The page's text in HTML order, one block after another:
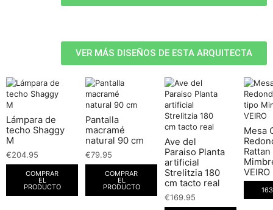
VER MÁS DISEÑOS DE ESTA ARQUITECTA
Lámpara de
techo Shaggy
M
€204.95
COMPRAR
EL
PRODUCTO
Pantalla
macramé
natural 90 cm
€79.95
COMPRAR
EL
PRODUCTO
Ave del
Paraiso Planta
artificial
Strelitzia 180
cm tacto real
€169.95
Mesa
VEIRO